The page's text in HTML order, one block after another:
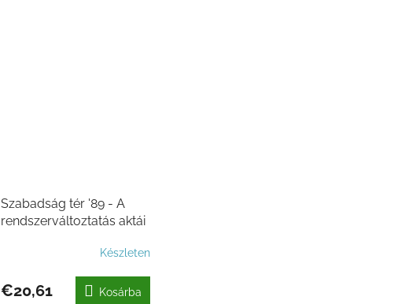
Szabadság tér '89 - A
rendszerváltoztatás aktái
Készleten
€20,61 Kosárba